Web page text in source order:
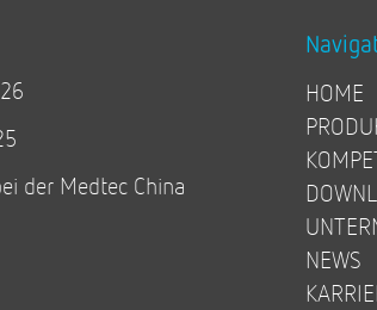
der Medtec China
HOME
NEWS